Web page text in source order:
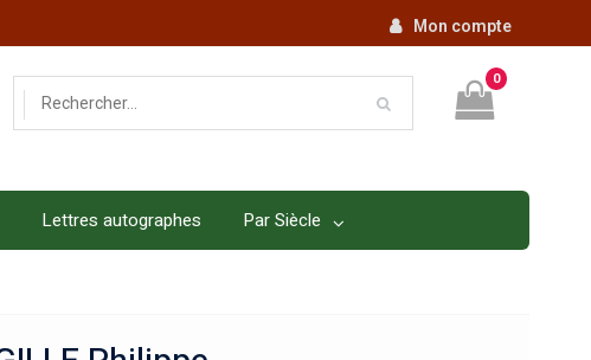
Mon compte
0
Lettres autographes Par Siècle